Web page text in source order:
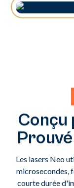
Conçu
Les lasers Neo
microsecondes,
courte durée